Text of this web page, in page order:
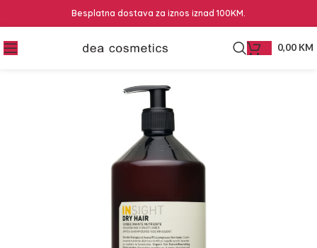
Besplatna dostava za iznos iznad 100KM.
0,00 KM